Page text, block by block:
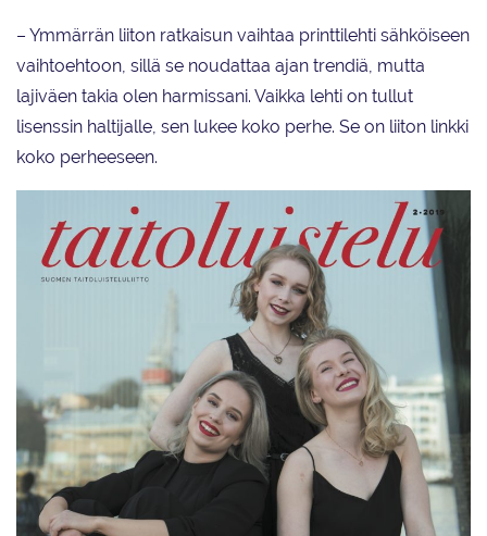
– Ymmärrän liiton ratkaisun vaihtaa printtilehti sähköiseen
vaihtoehtoon, sillä se noudattaa ajan trendiä, mutta
lajiväen takia olen harmissani. Vaikka lehti on tullut
lisenssin haltijalle, sen lukee koko perhe. Se on liiton linkki
koko perheeseen.